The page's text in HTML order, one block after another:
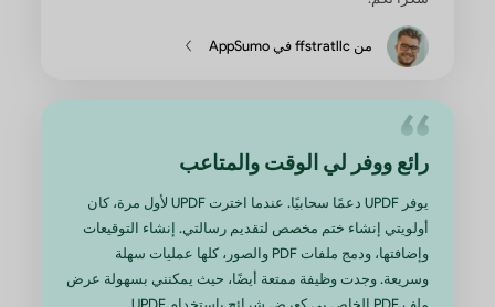
بها بالإضافة إلى إمكانيات الذكاء الاصطناعي لتلخيص
أي خبرة أو معرفة لاستخدامه.“